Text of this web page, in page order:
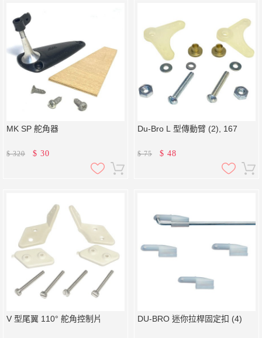
MK SP 舵角器
$320 $ 30
Du-Bro L 型傳動臂 (2), 167
$75 $ 48
V 型尾翼 110 ° 舵角控制片 DU-BRO 迷你拉桿固定扣 (4)